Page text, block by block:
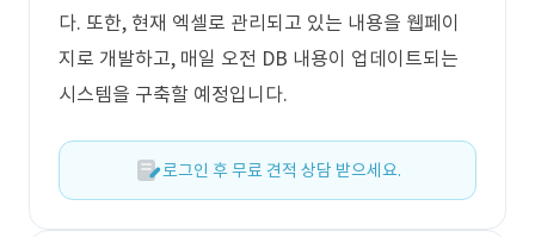
다. 또한, 현재 엑셀로 관리되고 있는 내용을 웹페이
지로 개발하고, 매일 오전 DB 내용이 업데이트되는
시스템을 구축할 예정입니다.
로그인 후 무료 견적 상담 받으세요.